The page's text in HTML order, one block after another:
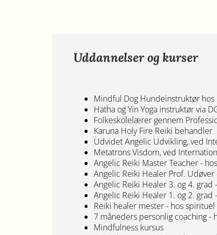
Uddannelser og kurser
Mindful Dog Hundeinstruktør hos
Hatha og Yin Yoga instruktør via
Folkeskolelærer gennem
Karuna Holy Fire Reiki behandler
Udvidet Angelic Udvikling, ved
Metatrons Visdom, ved
Angelic Reiki Master Teacher -
Angelic Reiki Healer Prof. Udøver
Angelic Reiki Healer 3. og 4.
Angelic Reiki Healer 1. og 2.
Reiki healer mester - hos
7 måneders personlig coaching -
Mindfulness kursus